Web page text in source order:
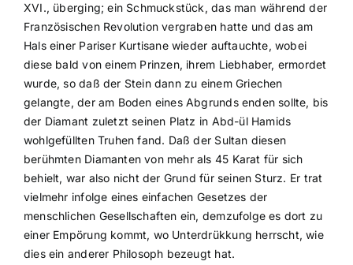
XVI., überging; ein Schmuckstück, das man während der
Französischen Revolution vergraben hatte und das am
Hals einer Pariser Kurtisane wieder auftauchte, wobei
diese bald von einem Prinzen, ihrem Liebhaber, ermordet
wurde, so daß der Stein dann zu einem Griechen
gelangte, der am Boden eines Abgrunds enden sollte, bis
der Diamant zuletzt seinen Platz in Abd-ül Hamids
wohlgefüllten Truhen fand. Daß der Sultan diesen
berühmten Diamanten von mehr als 45 Karat für sich
behielt, war also nicht der Grund für seinen Sturz. Er trat
vielmehr infolge eines einfachen Gesetzes der
menschlichen Gesellschaften ein, demzufolge es dort zu
einer Empörung kommt, wo Unterdrükkung herrscht, wie
dies ein anderer Philosoph bezeugt hat.